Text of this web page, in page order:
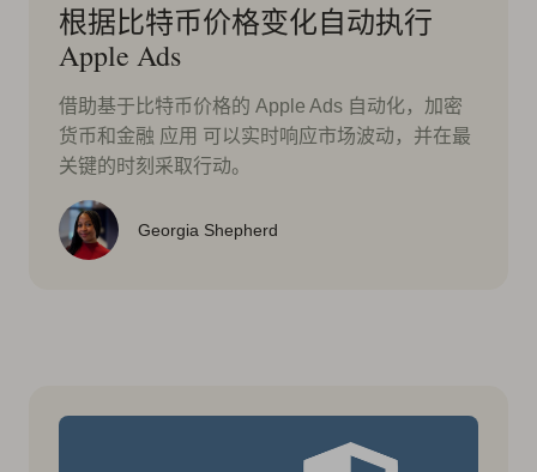
根据比特币价格变化自动执行
Apple Ads
借助基于比特币价格的 Apple Ads 自动化，加密
货币和金融 应用 可以实时响应市场波动，并在最
关键的时刻采取行动。
Georgia Shepherd